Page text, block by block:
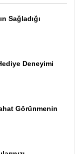
Sağladığı
Deneyimi
Görünmenin